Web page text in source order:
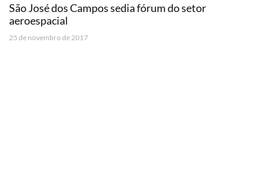
São José dos Campos sedia fórum do setor
aeroespacial
25 de novembro de 2017